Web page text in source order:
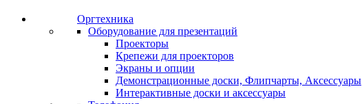
Оргтехника
Оборудование для презентаций
Проекторы
Крепежи для проекторов
Экраны и опции
Демонстрационные доски, Флипчарты, Аксессуары
Интерактивные доски и аксессуары